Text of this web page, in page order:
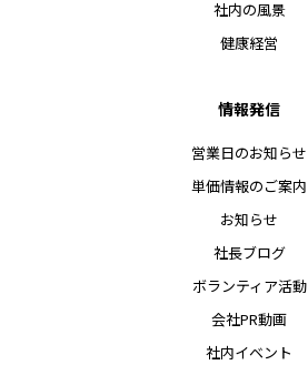
社内の風景
健康経営
情報発信
営業日のお知らせ
単価情報のご案内
お知らせ
社長ブログ
ボランティア活動
会社PR動画
社内イベント